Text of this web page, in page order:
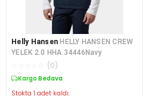
Helly Hansen HELLY HANSEN CREW
YELEK 2.0 HHA.34446Navy
(0)
Kargo Bedava
Stokta 1 adet kaldı.